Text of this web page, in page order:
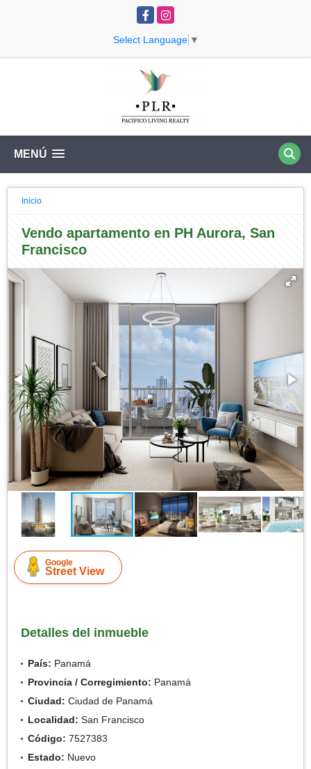
FacebookInstagram
Select Language ▼
MENÚ
Inicio
Vendo apartamento en PH Aurora, San
Francisco
Google
Street View
Detalles del inmueble
País: Panamá
Provincia / Corregimiento: Panamá
Ciudad: Ciudad de Panamá
Localidad: San Francisco
Código: 7527383
Estado: Nuevo